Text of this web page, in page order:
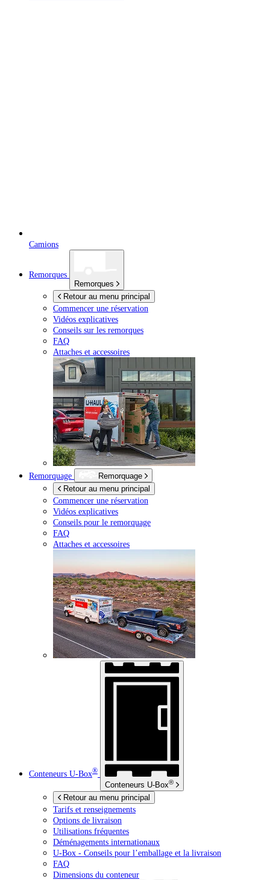
Camions
Remorques
Remorques
Retour au menu principal
Commencer une réservation
Vidéos explicatives
Conseils sur les remorques
FAQ
Attaches et accessoires
Remorquage
Remorquage
Retour au menu principal
Commencer une réservation
Vidéos explicatives
Conseils pour le remorquage
FAQ
Attaches et accessoires
Conteneurs U-Box®
Conteneurs U-Box®
Retour au menu principal
Tarifs et renseignements
Options de livraison
Utilisations fréquentes
Déménagements internationaux
U-Box - Conseils pour l’emballage et la livraison
FAQ
Dimensions du conteneur